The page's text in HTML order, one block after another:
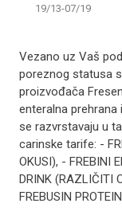
19/13-07/19
Vezano uz Vaš
poreznog statusa
proizvođača
enteralna prehrana
se razvrstavaju u
carinske tarife: -
OKUSI), - FREBINI
DRINK (RAZLIČITI
FREBUSIN